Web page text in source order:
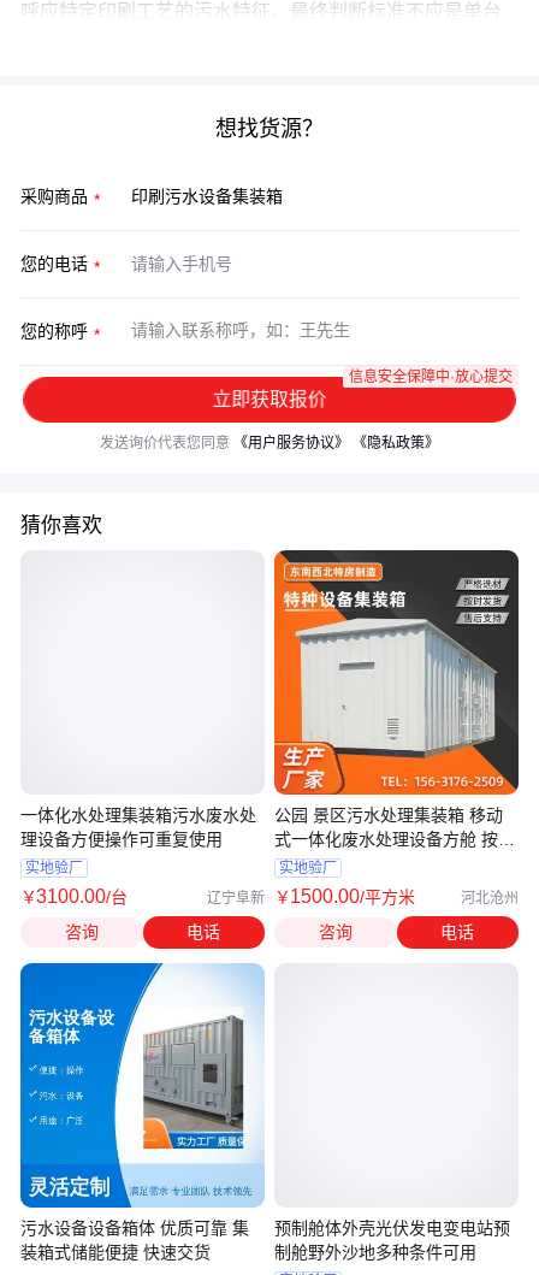
呼应特定印刷工艺的污水特征。最终判断标准不应是单台
想找货源？
采购商品
您的电话
您的称呼
立即获取报价
信息安全保障中·放心提交
发送询价代表您同意 《用户服务协议》 《隐私政策》
猜你喜欢
一体化水处理集装箱污水废水处
理设备方便操作可重复使用
实地验厂
￥3100.00/台 辽宁阜新
咨询 电话
污水设备设备箱体 优质可靠 集
装箱式储能便捷 快速交货
公园 景区污水处理集装箱 移动
式一体化废水处理设备方舱 按需
定制
实地验厂
￥1500.00/平方米 河北沧州
咨询 电话
预制舱体外壳光伏发电变电站预
制舱野外沙地多种条件可用